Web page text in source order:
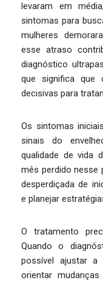
levaram em
sintomas para
mulheres
esse atraso
diagnóstico
que significa que
decisivas para
Os sintomas
sinais do
qualidade de vida
mês perdido nesse
desperdiçada de
e planejar
O tratamento
Quando o
possível ajustar a
orientar